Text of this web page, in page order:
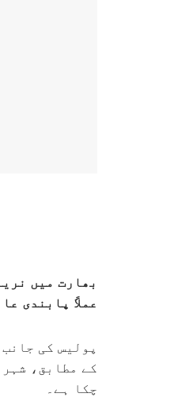
بھارت میں
عملاً پابندی
پولیس کی
کے مطابق،
چکا ہے۔